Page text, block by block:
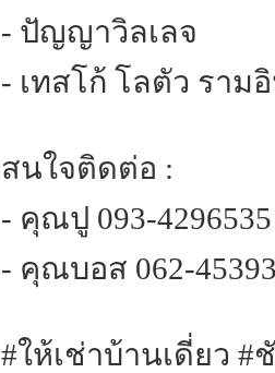
- ปัญญาวิลเลจ
- เทสโก้ โลตัว ราม
สนใจติดต่อ :
- คุณปู 093-4296535
- คุณบอส 062-
#ให้เช่าบ้านเดี่ยว #